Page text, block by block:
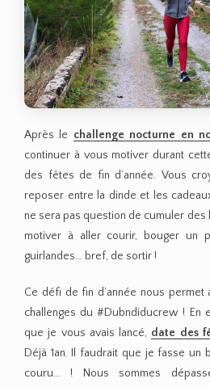
Après le challenge nocturne en
continuer à vous motiver durant
des fêtes de fin d’année. Vous
reposer entre la dinde et les
ne sera pas question de cumuler des
motiver à aller courir, bouger un
guirlandes… bref, de sortir !
Ce défi de fin d’année nous permet
challenges du #Dubndiducrew ! En
que je vous avais lancé, date des
Déjà 1an. Il faudrait que je fasse un
couru… ! Nous sommes